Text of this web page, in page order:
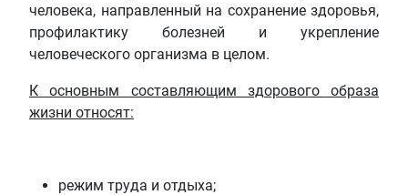
человека, направленный на сохранение здоровья,
профилактику болезней и укрепление
человеческого организма в целом.
К основным составляющим здорового образа
жизни относят:
режим труда и отдыха;